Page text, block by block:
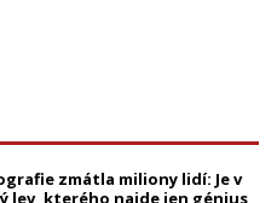
zmátla miliony lidí: Je v
lev, kterého najde jen génius